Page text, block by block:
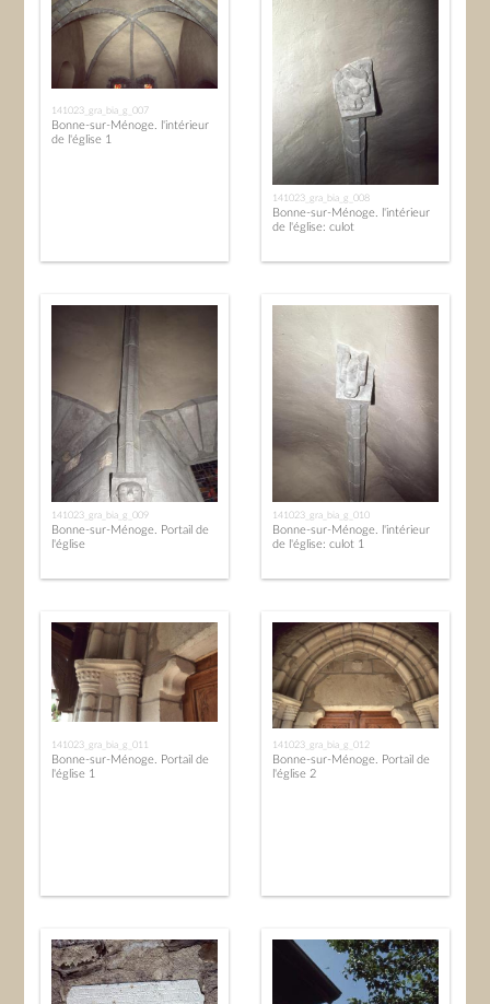
141023_gra_bia_g_007
Bonne-sur-Ménoge. l'intérieur
de l'église 1
141023_gra_bia_g_008
Bonne-sur-Ménoge. l'intérieur
de l'église: culot
141023_gra_bia_g_009
Bonne-sur-Ménoge. Portail de
l'église
141023_gra_bia_g_010
Bonne-sur-Ménoge. l'intérieur
de l'église: culot 1
141023_gra_bia_g_011
Bonne-sur-Ménoge. Portail de
l'église 1
141023_gra_bia_g_012
Bonne-sur-Ménoge. Portail de
l'église 2